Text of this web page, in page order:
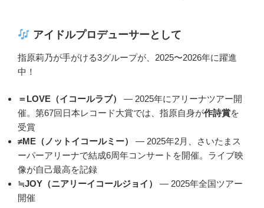
アイドルプロデューサーとして
指原莉乃が手がける3グループが、2025〜2026年に躍進
中！
＝LOVE（イコールラブ）
— 2025年にアリーナツアー開
催。第67回日本レコード大賞では、指原自身が作詩賞を
受賞
≠ME（ノットイコールミー）
— 2025年2月、さいたまス
ーパーアリーナで結成6周年コンサートを開催。ライブ映
像が自己最高を記録
≒JOY（ニアリーイコールジョイ）
— 2025年全国ツアー
開催